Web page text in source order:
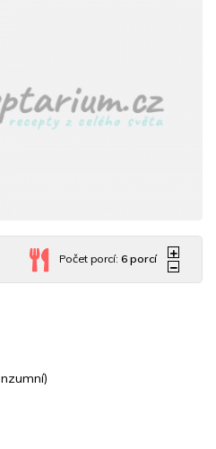
Počet porcí:6 porcí